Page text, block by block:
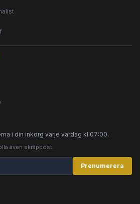
i din inkorg varje vardag kl 07:00.
även skräppost.
Prenumerera